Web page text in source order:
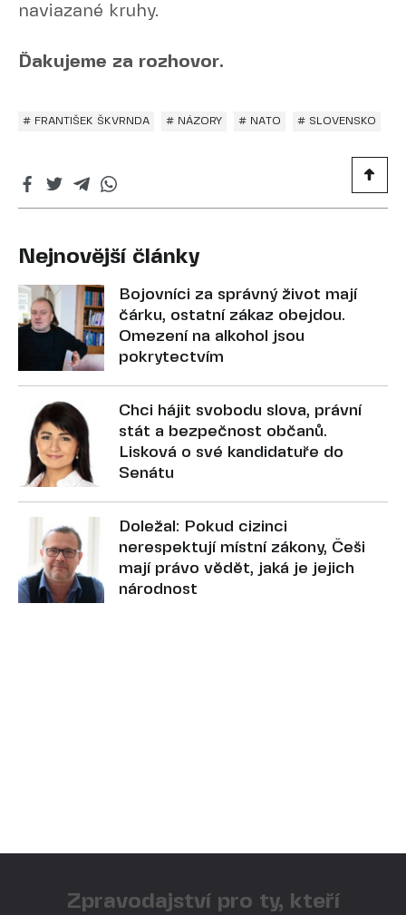
naviazané kruhy.
Ďakujeme za rozhovor.
# FRANTIŠEK ŠKVRNDA # NÁZORY # NATO # SLOVENSKO
Nejnovější články
Bojovníci za správný život mají
čárku, ostatní zákaz obejdou.
Omezení na alkohol jsou
pokrytectvím
Chci hájit svobodu slova, právní
stát a bezpečnost občanů.
Lisková o své kandidatuře do
Senátu
Doležal: Pokud cizinci
nerespektují místní zákony, Češi
mají právo vědět, jaká je jejich
národnost
Zpravodajství pro ty, kteří